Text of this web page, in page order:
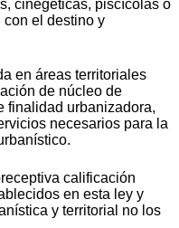
cinegéticas, piscícolas o
el destino y
en áreas territoriales
de núcleo de
finalidad urbanizadora,
necesarios para la
calificación
en esta ley y
y territorial no los